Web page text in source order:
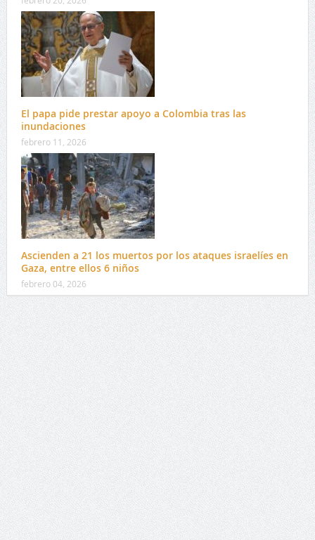
El papa pide prestar apoyo a Colombia tras las
inundaciones
febrero 11, 2026
Ascienden a 21 los muertos por los ataques israelíes en
Gaza, entre ellos 6 niños
febrero 04, 2026